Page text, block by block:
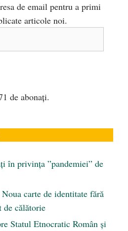
de email pentru a primi
articole noi.
de abonați.
în privința ”pandemiei” de
carte de identitate fără
de călătorie
Statul Etnocratic Român şi